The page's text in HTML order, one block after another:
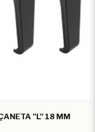
"L" 18 MM